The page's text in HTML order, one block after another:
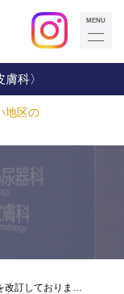
科〉
地区の
改訂しておりま…